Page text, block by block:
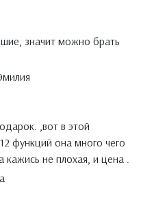
значит можно брать
,вот в этой
функций она много чего
кажись не плохая, и цена .